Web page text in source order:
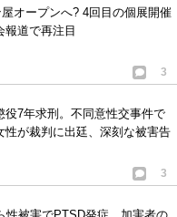
オープンへ? 4回目の個展開催
報道で再注目
3
役7年求刑。不同意性交事件で
が裁判に出廷、深刻な被害告
3